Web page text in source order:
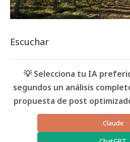
Escuchar
💡 Selecciona tu IA
segundos un análisis
propuesta de post
Claude